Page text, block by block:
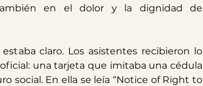
en el dolor y la dignidad de
claro. Los asistentes recibieron lo
una tarjeta que imitaba una cédula
social. En ella se leía “Notice of Right to